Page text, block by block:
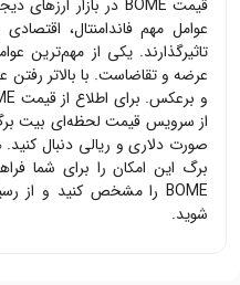
قیمت BOME در بازار ارزهای
عوامل مهم فاندامنتال،
تاثیرگذارند. یکی از مهم‌ترین
عرضه و تقاضاست. با بالاتر رفتن
و برعکس. برای اطلاع از قیمت
از سرویس قیمت لحظه‌ای بیت
صورت دلاری و ریالی دنبال
برگ این امکان را برای شما
BOME را مشخص کنید و از
شوید.